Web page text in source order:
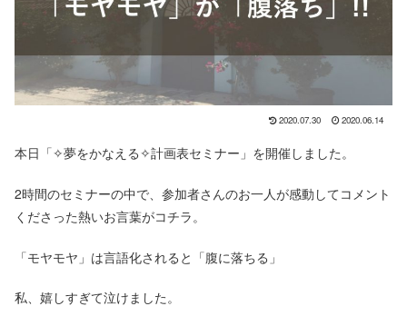
2020.07.30 2020.06.14
本日「✧夢をかなえる✧計画表セミナー」を開催しました。
2時間のセミナーの中で、参加者さんのお一人が感動してコメント
くださった熱いお言葉がコチラ。
「モヤモヤ」は言語化されると「腹に落ちる」
私、嬉しすぎて泣けました。